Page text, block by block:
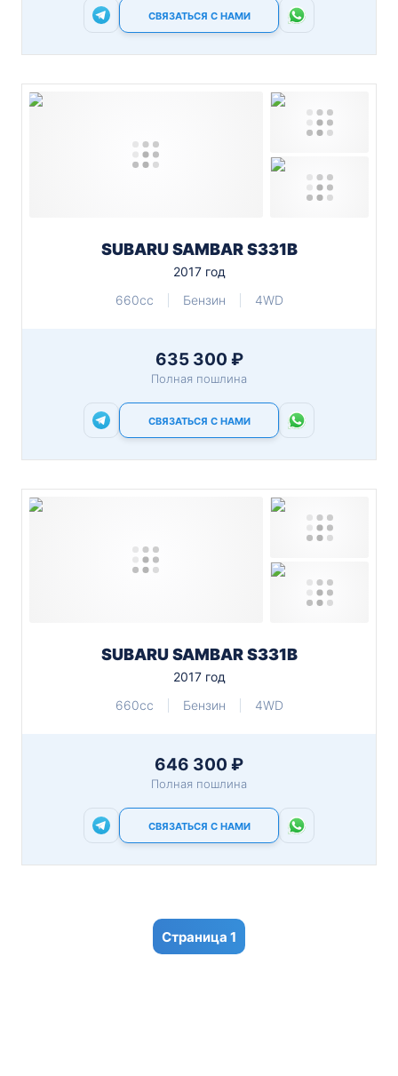
СВЯЗАТЬСЯ С НАМИ
SUBARU SAMBAR S331B
2017 год
660cc
Бензин 4WD
635 300 ₽
Полная пошлина
СВЯЗАТЬСЯ С НАМИ
SUBARU SAMBAR S331B
2017 год
660cc
Бензин 4WD
646 300 ₽
Полная пошлина
СВЯЗАТЬСЯ С НАМИ
1